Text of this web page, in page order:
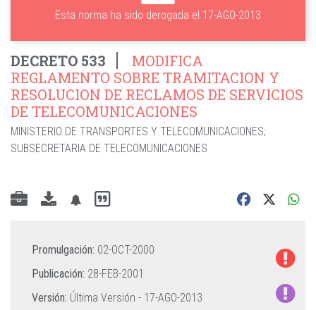
Esta norma ha sido derogada el 17-AGO-2013
DECRETO 533
MODIFICA
REGLAMENTO SOBRE TRAMITACION Y
RESOLUCION DE RECLAMOS DE SERVICIOS
DE TELECOMUNICACIONES
MINISTERIO DE TRANSPORTES Y TELECOMUNICACIONES;
SUBSECRETARIA DE TELECOMUNICACIONES
Promulgación: 02-OCT-2000
Publicación: 28-FEB-2001
Versión: Última Versión - 17-AGO-2013